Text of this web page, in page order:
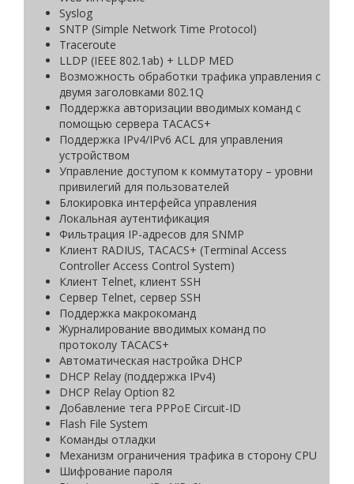
Syslog
SNTP (Simple Network Time Protocol)
Traceroute
LLDP (IEEE 802.1ab) + LLDP MED
Возможность обработки трафика управления с
двумя заголовками 802.1Q
Поддержка авторизации вводимых команд с
помощью сервера TACACS+
Поддержка IPv4/IPv6 ACL для управления
устройством
Управление доступом к коммутатору – уровни
привилегий для пользователей
Блокировка интерфейса управления
Локальная аутентификация
Фильтрация IP-адресов для SNMP
Клиент RADIUS, TACACS+ (Terminal Access
Controller Access Control System)
Клиент Telnet, клиент SSH
Сервер Telnet, сервер SSH
Поддержка макрокоманд
Журналирование вводимых команд по
протоколу TACACS+
Автоматическая настройка DHCP
DHCP Relay (поддержка IРv4)
DHCP Relay Option 82
Добавление тега PPPoE Circuit-ID
Flash File System
Команды отладки
Механизм ограничения трафика в сторону CPU
Шифрование пароля